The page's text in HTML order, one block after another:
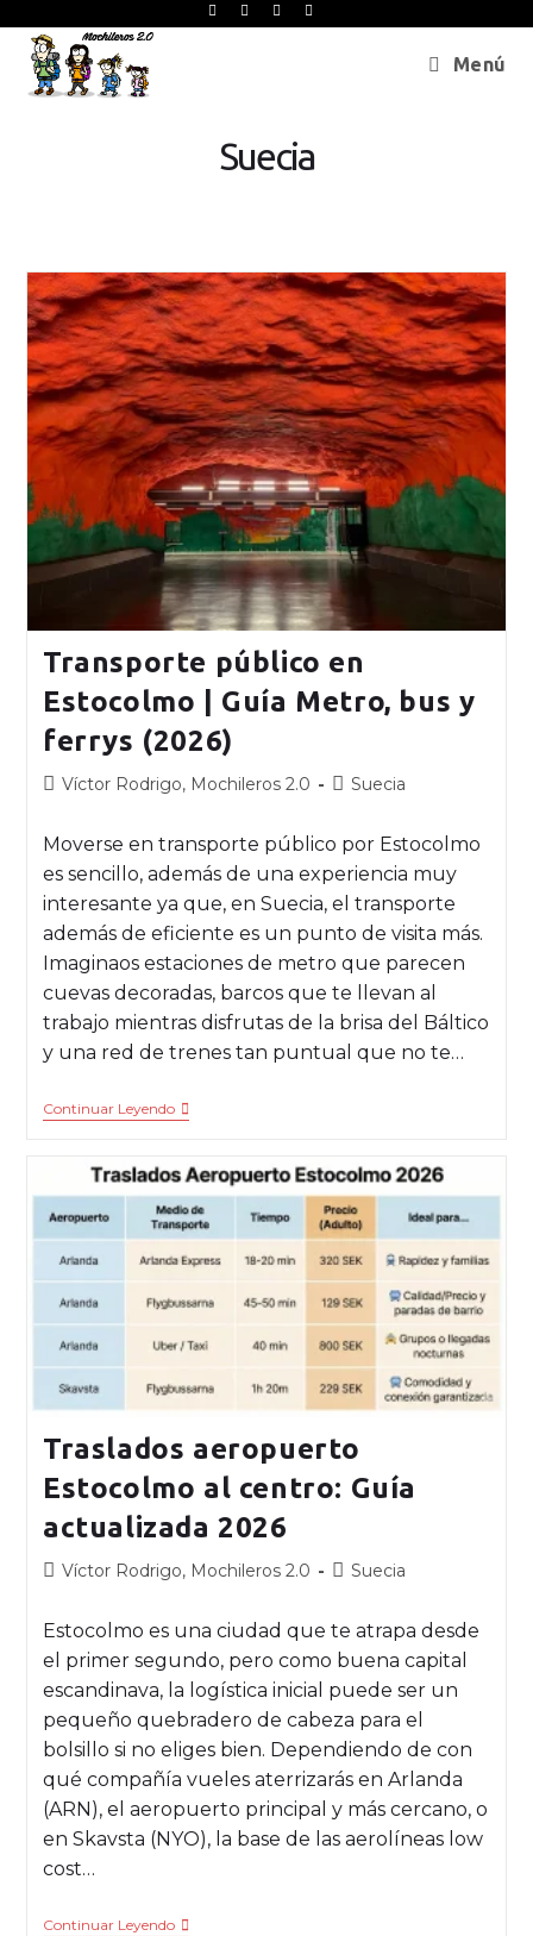
Menú
Suecia
Transporte público en
Estocolmo | Guía Metro, bus y
ferrys (2026)
Víctor Rodrigo, Mochileros 2.0 Suecia
Moverse en transporte público por Estocolmo
es sencillo, además de una experiencia muy
interesante ya que, en Suecia, el transporte
además de eficiente es un punto de visita más.
Imaginaos estaciones de metro que parecen
cuevas decoradas, barcos que te llevan al
trabajo mientras disfrutas de la brisa del Báltico
y una red de trenes tan puntual que no te…
Continuar Leyendo
Traslados aeropuerto
Estocolmo al centro: Guía
actualizada 2026
Víctor Rodrigo, Mochileros 2.0 Suecia
Estocolmo es una ciudad que te atrapa desde
el primer segundo, pero como buena capital
escandinava, la logística inicial puede ser un
pequeño quebradero de cabeza para el
bolsillo si no eliges bien. Dependiendo de con
qué compañía vueles aterrizarás en Arlanda
(ARN), el aeropuerto principal y más cercano, o
en Skavsta (NYO), la base de las aerolíneas low
cost…
Continuar Leyendo